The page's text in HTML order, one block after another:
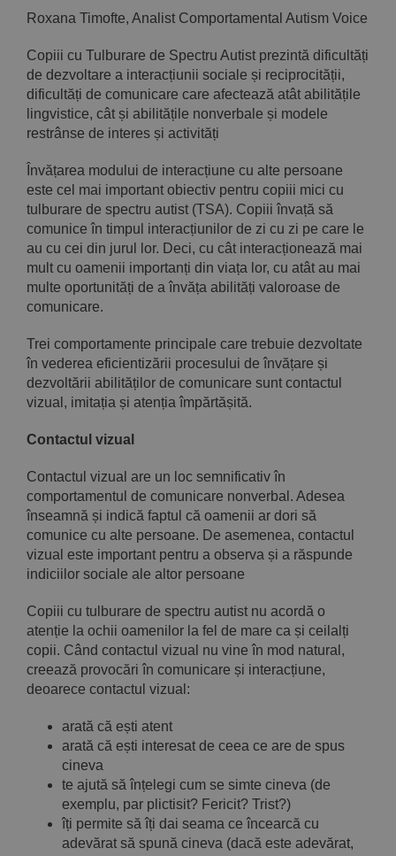
Roxana Timofte, Analist Comportamental Autism Voice
Copiii cu Tulburare de Spectru Autist prezintă dificultăți
de dezvoltare a interacțiunii sociale și reciprocității,
dificultăți de comunicare care afectează atât abilitățile
lingvistice, cât și abilitățile nonverbale și modele
restrânse de interes și activități
Învățarea modului de interacțiune cu alte persoane
este cel mai important obiectiv pentru copiii mici cu
tulburare de spectru autist (TSA). Copiii învață să
comunice în timpul interacțiunilor de zi cu zi pe care le
au cu cei din jurul lor. Deci, cu cât interacționează mai
mult cu oamenii importanți din viața lor, cu atât au mai
multe oportunități de a învăța abilități valoroase de
comunicare.
Trei comportamente principale care trebuie dezvoltate
în vederea eficientizării procesului de învățare și
dezvoltării abilităților de comunicare sunt contactul
vizual, imitația și atenția împărtășită.
Contactul vizual
Contactul vizual are un loc semnificativ în
comportamentul de comunicare nonverbal. Adesea
înseamnă și indică faptul că oamenii ar dori să
comunice cu alte persoane. De asemenea, contactul
vizual este important pentru a observa și a răspunde
indiciilor sociale ale altor persoane
Copiii cu tulburare de spectru autist nu acordă o
atenție la ochii oamenilor la fel de mare ca și ceilalți
copii. Când contactul vizual nu vine în mod natural,
creează provocări în comunicare și interacțiune,
deoarece contactul vizual:
arată că ești atent
arată că ești interesat de ceea ce are de spus
cineva
te ajută să înțelegi cum se simte cineva (de
exemplu, par plictisit? Fericit? Trist?)
îți permite să îți dai seama ce încearcă cu
adevărat să spună cineva (dacă este adevărat,